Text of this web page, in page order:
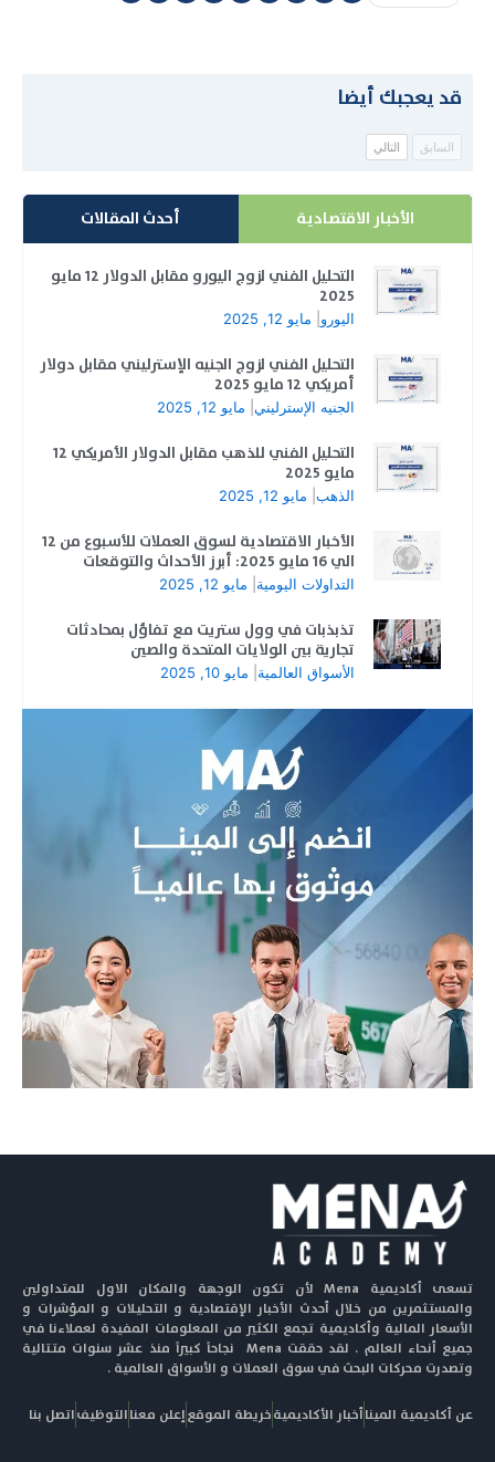
قد يعجبك أيضا
السابق التالي
الأخبار الاقتصادية أحدث المقالات
التحليل الفني لزوج اليورو مقابل الدولار 12 مايو
2025
اليورو مايو 12, 2025
التحليل الفني لزوج الجنيه الإسترليني مقابل دولار
أمريكي 12 مايو 2025
الجنيه الإسترليني مايو 12, 2025
التحليل الفني للذهب مقابل الدولار الأمريكي 12
مايو 2025
الذهب مايو 12, 2025
الأخبار الاقتصادية لسوق العملات للأسبوع من 12
الي 16 مايو 2025: أبرز الأحداث والتوقعات
التداولات اليومية مايو 12, 2025
تذبذبات في وول ستريت مع تفاؤل بمحادثات
تجارية بين الولايات المتحدة والصين
الأسواق العالمية مايو 10, 2025
تسعى أكاديمية Mena لأن تكون الوجهة والمكان الاول للمتداولين
والمستثمرين من خلال أحدث الأخبار الإقتصادية و التحليلات و المؤشرات و
الأسعار المالية وأكاديمية تجمع الكثير من المعلومات المفيدة لعملاءنا في
جميع أنحاء العالم . لقد حققت Mena نجاحاً كبيراً منذ عشر سنوات متتالية
وتصدرت محركات البحث في سوق العملات و الأسواق العالمية .
عن أكاديمية الميناأخبار الأكاديميةخريطة الموقعإعلن معناالتوظيفاتصل بنا